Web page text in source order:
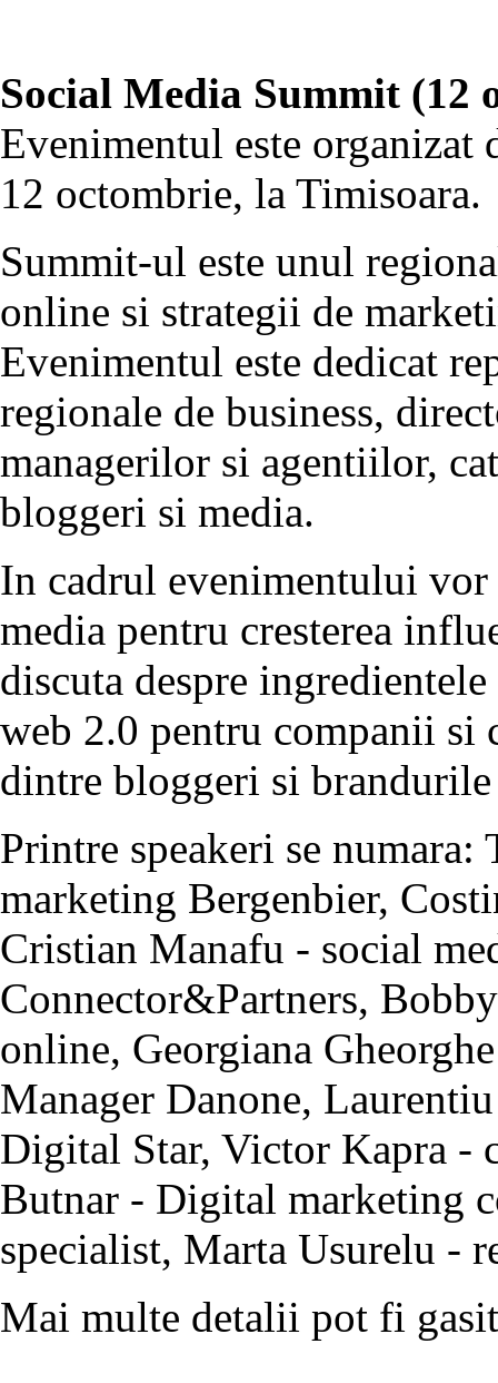
Social Media Summit (12
Evenimentul este organizat
12 octombrie, la Timisoara.
Summit-ul este unul
online si strategii de
Evenimentul este dedicat
regionale de business,
managerilor si agentiilor,
bloggeri si media.
In cadrul evenimentului
media pentru cresterea
discuta despre
web 2.0 pentru companii si
dintre bloggeri si brandurile
Printre speakeri se
marketing Bergenbier,
Cristian Manafu - social
Connector&Partners,
online, Georgiana
Manager Danone,
Digital Star, Victor Kapra -
Butnar - Digital marketing
specialist, Marta Usurelu -
Mai multe detalii pot fi